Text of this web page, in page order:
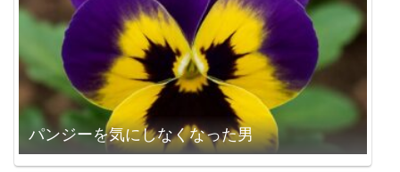
パンジーを気にしなくなった男